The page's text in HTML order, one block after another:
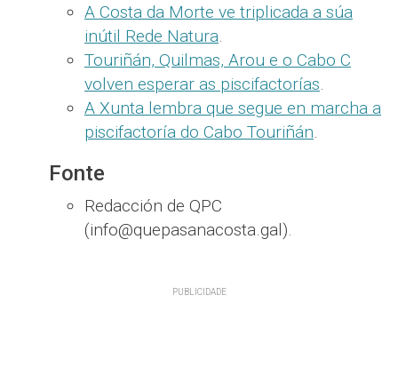
A Costa da Morte ve triplicada a súa
inútil Rede Natura.
Touriñán, Quilmas, Arou e o Cabo C
volven esperar as piscifactorías.
A Xunta lembra que segue en marcha a
piscifactoría do Cabo Touriñán.
Fonte
Redacción de QPC
(info@quepasanacosta.gal).